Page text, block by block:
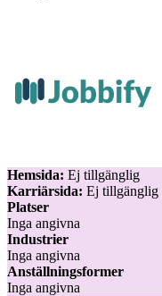
Hemsida: Ej tillgänglig
Karriärsida: Ej tillgänglig
Platser
Inga angivna
Industrier
Inga angivna
Anställningsformer
Inga angivna